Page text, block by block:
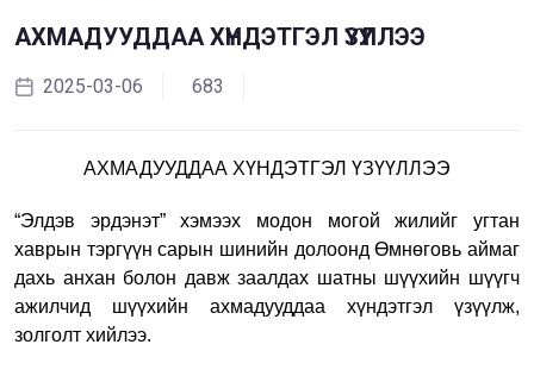
АХМАДУУДДАА ХҮНДЭТГЭЛ ҮЗҮҮЛЛЭЭ
2025-03-06 683
АХМАДУУДДАА ХҮНДЭТГЭЛ ҮЗҮҮЛЛЭЭ
“Элдэв эрдэнэт” хэмээх модон могой жилийг угтан
хаврын тэргүүн сарын шинийн долоонд Өмнөговь аймаг
дахь анхан болон давж заалдах шатны шүүхийн шүүгч
ажилчид шүүхийн ахмадууддаа хүндэтгэл үзүүлж,
золголт хийлээ.
ШҮҮГЧИД ТАМГА, ТЭМДЭГ
ХЭМЖЭЭ ЗОХИОН